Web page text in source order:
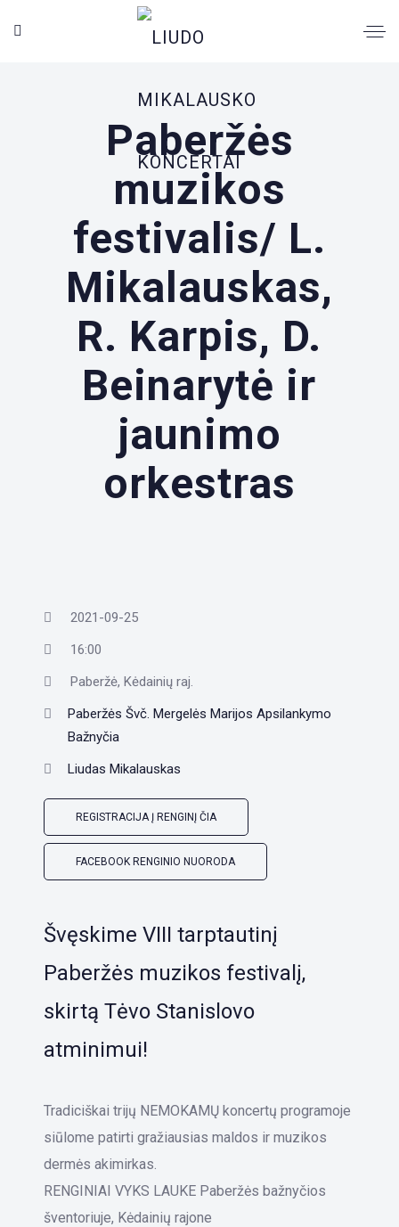
Paberžės
muzikos
festivalis/ L.
Mikalauskas,
R. Karpis, D.
Beinarytė ir
jaunimo
orkestras
2021-09-25
16:00
Paberžė, Kėdainių raj.
Paberžės Švč. Mergelės Marijos Apsilankymo
Bažnyčia
Liudas Mikalauskas
REGISTRACIJA Į RENGINĮ ČIA
FACEBOOK RENGINIO NUORODA
Švęskime VIII tarptautinį
Paberžės muzikos festivalį,
skirtą Tėvo Stanislovo
atminimui!
Tradiciškai trijų NEMOKAMŲ koncertų programoje
siūlome patirti gražiausias maldos ir muzikos
dermės akimirkas.
RENGINIAI VYKS LAUKE Paberžės bažnyčios
šventoriuje, Kėdainių rajone